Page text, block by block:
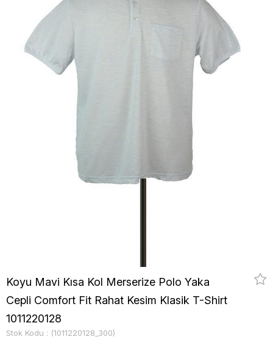
Koyu Mavi Kısa Kol Merserize Polo Yaka
Cepli Comfort Fit Rahat Kesim Klasik T-Shirt
1011220128
Stok Kodu (1011220128_300)